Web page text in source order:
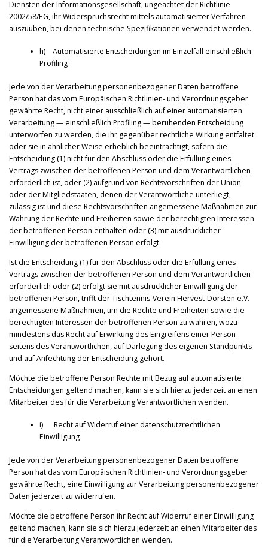
Diensten der Informationsgesellschaft, ungeachtet der Richtlinie
2002/58/EG, ihr Widerspruchsrecht mittels automatisierter Verfahren
auszuüben, bei denen technische Spezifikationen verwendet werden.
h) Automatisierte Entscheidungen im Einzelfall einschließlich
Profiling
Jede von der Verarbeitung personenbezogener Daten betroffene
Person hat das vom Europäischen Richtlinien- und Verordnungsgeber
gewährte Recht, nicht einer ausschließlich auf einer automatisierten
Verarbeitung — einschließlich Profiling — beruhenden Entscheidung
unterworfen zu werden, die ihr gegenüber rechtliche Wirkung entfaltet
oder sie in ähnlicher Weise erheblich beeinträchtigt, sofern die
Entscheidung (1) nicht für den Abschluss oder die Erfüllung eines
Vertrags zwischen der betroffenen Person und dem Verantwortlichen
erforderlich ist, oder (2) aufgrund von Rechtsvorschriften der Union
oder der Mitgliedstaaten, denen der Verantwortliche unterliegt,
zulässig ist und diese Rechtsvorschriften angemessene Maßnahmen zur
Wahrung der Rechte und Freiheiten sowie der berechtigten Interessen
der betroffenen Person enthalten oder (3) mit ausdrücklicher
Einwilligung der betroffenen Person erfolgt.
Ist die Entscheidung (1) für den Abschluss oder die Erfüllung eines
Vertrags zwischen der betroffenen Person und dem Verantwortlichen
erforderlich oder (2) erfolgt sie mit ausdrücklicher Einwilligung der
betroffenen Person, trifft der Tischtennis-Verein Hervest-Dorsten e.V.
angemessene Maßnahmen, um die Rechte und Freiheiten sowie die
berechtigten Interessen der betroffenen Person zu wahren, wozu
mindestens das Recht auf Erwirkung des Eingreifens einer Person
seitens des Verantwortlichen, auf Darlegung des eigenen Standpunkts
und auf Anfechtung der Entscheidung gehört.
Möchte die betroffene Person Rechte mit Bezug auf automatisierte
Entscheidungen geltend machen, kann sie sich hierzu jederzeit an einen
Mitarbeiter des für die Verarbeitung Verantwortlichen wenden.
i) Recht auf Widerruf einer datenschutzrechtlichen
Einwilligung
Jede von der Verarbeitung personenbezogener Daten betroffene
Person hat das vom Europäischen Richtlinien- und Verordnungsgeber
gewährte Recht, eine Einwilligung zur Verarbeitung personenbezogener
Daten jederzeit zu widerrufen.
Möchte die betroffene Person ihr Recht auf Widerruf einer Einwilligung
geltend machen, kann sie sich hierzu jederzeit an einen Mitarbeiter des
für die Verarbeitung Verantwortlichen wenden.